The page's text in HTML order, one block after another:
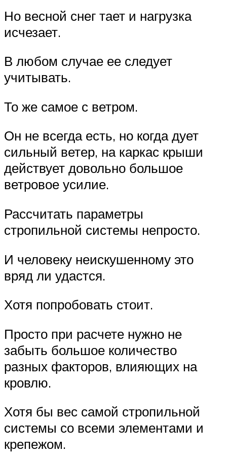
Но весной снег тает и нагрузка
исчезает.
В любом случае ее следует
учитывать.
То же самое с ветром.
Он не всегда есть, но когда дует
сильный ветер, на каркас крыши
действует довольно большое
ветровое усилие.
Рассчитать параметры
стропильной системы непросто.
И человеку неискушенному это
вряд ли удастся.
Хотя попробовать стоит.
Просто при расчете нужно не
забыть большое количество
разных факторов, влияющих на
кровлю.
Хотя бы вес самой стропильной
системы со всеми элементами и
крепежом.